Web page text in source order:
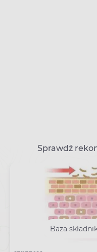
Sprawdź
Baza